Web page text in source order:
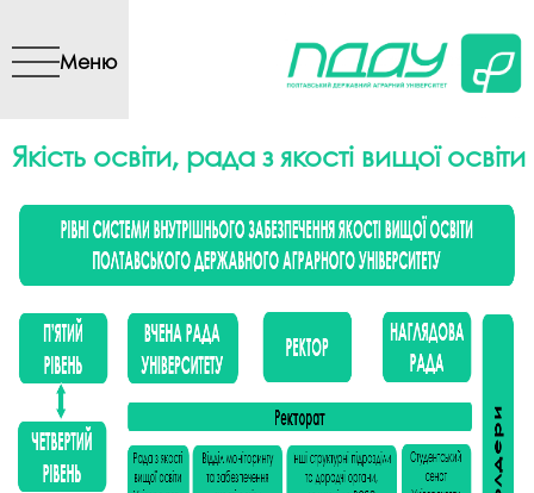
вмісту
Меню
Якість освіти, рада з якості вищої освіти